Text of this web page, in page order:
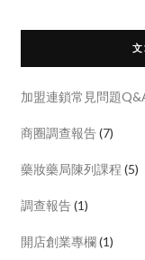
加盟連鎖常見問題
商圈調查報告(7)
藥妝藥局陳列課程 (5)
調查報告(1)
開店創業專欄(1)